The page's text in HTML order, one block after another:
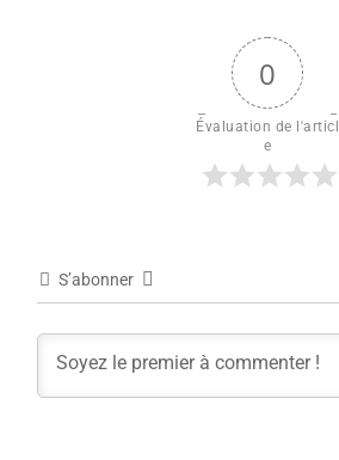
0
Évaluation de l'articl
e
S’abonner